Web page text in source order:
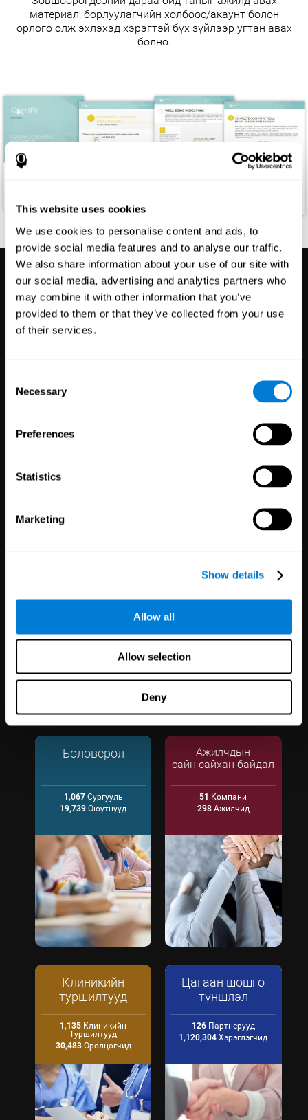
This website uses cookies
We use cookies to personalise content and ads, to
provide social media features and to analyse our traffic.
We also share information about your use of our site with
our social media, advertising and analytics partners who
may combine it with other information that you’ve
provided to them or that they’ve collected from your use
of their services.
Selection
Necessary
Preferences
Statistics
Marketing
Show details
Allow all
Allow selection
Deny
материал, борлуулагчийн холбоос/акаунт болон
орлого олж эхлэхэд хэрэгтэй бүх зүйлээр угтан авах
болно.
Discover CogniFit
Манай тархины эрүүл мэндийн
технологийг өвчтөн, оюутнууд,
ажилчид эсвэл үйлчлүүлэгчиддээ
Эрүүл мэнд
784 Судлаачид
72,886Оролцогчид
Боловсрол
1,067Сургууль
19,739 Оюутнууд
Ажилчдын
сайн сайхан байдал
51 Компани
298Ажилчид
Клиникийн
туршилтууд
1,135 Клиникийн
Туршилтууд
30,483Оролцогчид
Цагаан шошго
түншлэл
126Партнерууд
1,120,304 Хэрэглэгчид